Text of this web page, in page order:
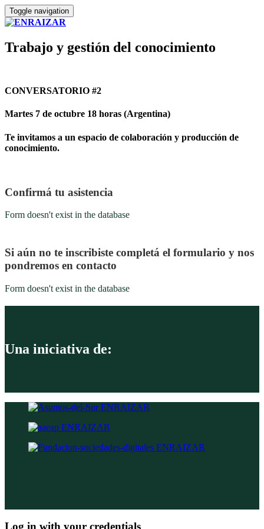
Toggle navigation
Trabajo y gestión del conocimiento
CONVERSATORIO #2
Martes 7 de octubre 18 horas (Argentina)
Te invitamos a un espacio de colaboración y producción de
conocimiento.
Confirmá tu asistencia
Form doesn't exist in the database
Si aún no te inscribiste completá el formulario y nos
pondremos en contacto
Form doesn't exist in the database
Una iniciativa de:
Log in with your credentials